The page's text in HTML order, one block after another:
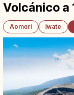
Volcánico a
Aomori Iwate